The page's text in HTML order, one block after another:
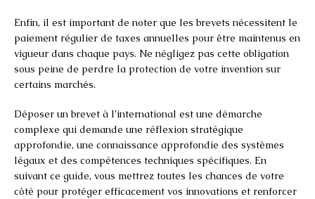
Enfin, il est important de noter que les brevets nécessitent le
paiement régulier de taxes annuelles pour être maintenus en
vigueur dans chaque pays. Ne négligez pas cette obligation
sous peine de perdre la protection de votre invention sur
certains marchés.
Déposer un brevet à l’international est une démarche
complexe qui demande une réflexion stratégique
approfondie, une connaissance approfondie des systèmes
légaux et des compétences techniques spécifiques. En
suivant ce guide, vous mettrez toutes les chances de votre
côté pour protéger efficacement vos innovations et renforcer